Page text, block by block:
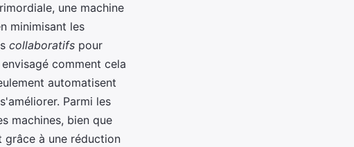
une machine
minimisant les
collaboratifs pour
comment cela
automatisent
Parmi les
machines, bien que
grâce à une réduction